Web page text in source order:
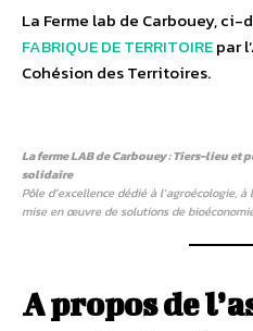
La Ferme lab de Carbouey,
FABRIQUE DE TERRITOIREpar
Cohésion des Territoires.
La ferme LAB de Carbouey : Tiers-lieu
solidaire
Pôle d’excellence dédié à l’agroécologie,
mise en œuvre de solutions de
A propos de